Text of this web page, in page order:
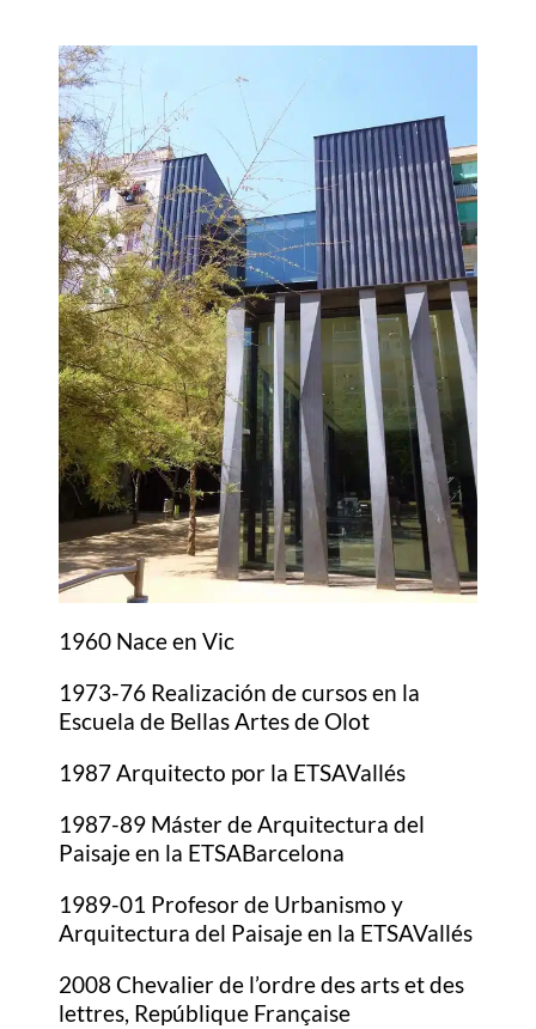
1960 Nace en Vic
1973-76 Realización de cursos en la
Escuela de Bellas Artes de Olot
1987 Arquitecto por la ETSAVallés
1987-89 Máster de Arquitectura del
Paisaje en la ETSABarcelona
1989-01 Profesor de Urbanismo y
Arquitectura del Paisaje en la ETSAVallés
2008 Chevalier de l’ordre des arts et des
lettres, Repúblique Française